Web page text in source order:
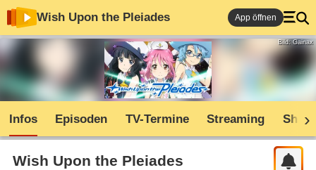
Wish Upon the Pleiades App öffnen
Bild: Gainax
Infos Episoden TV-Termine Streaming Shop
Wish Upon the Pleiades